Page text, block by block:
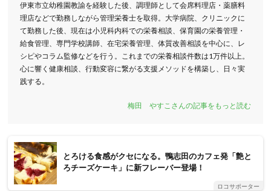
伊東市立幼稚園教諭を経験した後、調理師として会席料理店・薬膳料
理店などで勤務しながら管理栄養士を取得。大学病院、クリニックに
て勤務した後、現在は小児科内科での栄養相談、保育園の栄養管理・
給食管理、専門学校講師、在宅栄養管理、体質改善相談を中心に、レ
シピやコラム監修などを行う。これまでの栄養相談件数は1万件以上。
心に響く健康相談、行動変容に繋がる支援メソッドを構築し、日々実
践する。
梅田 やすこさんの記事をもっと読む
とろける食感がクセになる。鴨志田のカフェ発「艶と
ろチーズケーキ」に新フレーバー登場！
ロコサポーター